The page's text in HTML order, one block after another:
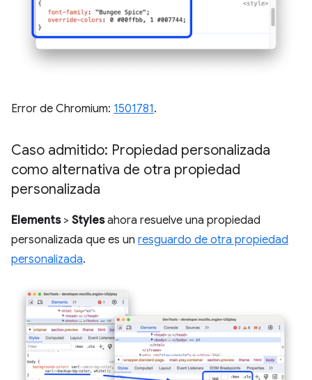
Error de Chromium: 1501781.
Caso admitido: Propiedad personalizada
como alternativa de otra propiedad
personalizada
Elements> Stylesahora resuelve una propiedad
personalizada que es un resguardo de otra propiedad
personalizada.